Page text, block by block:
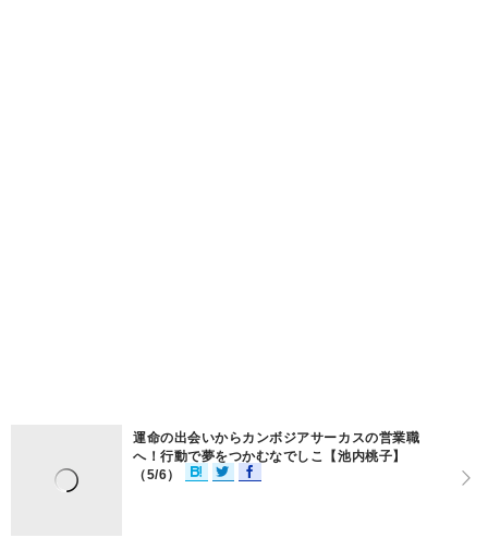
運命の出会いからカンボジアサーカスの営業職
へ！行動で夢をつかむなでしこ【池内桃子】
（5/6）